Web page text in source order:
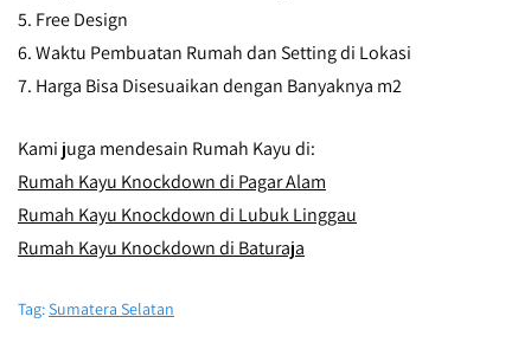
5. Free Design
6. Waktu Pembuatan Rumah dan Setting di Lokasi
7. Harga Bisa Disesuaikan dengan Banyaknya m2
Kami juga mendesain Rumah Kayu di:
Rumah Kayu Knockdown di Pagar Alam
Rumah Kayu Knockdown di Lubuk Linggau
Rumah Kayu Knockdown di Baturaja
Tag:Sumatera Selatan